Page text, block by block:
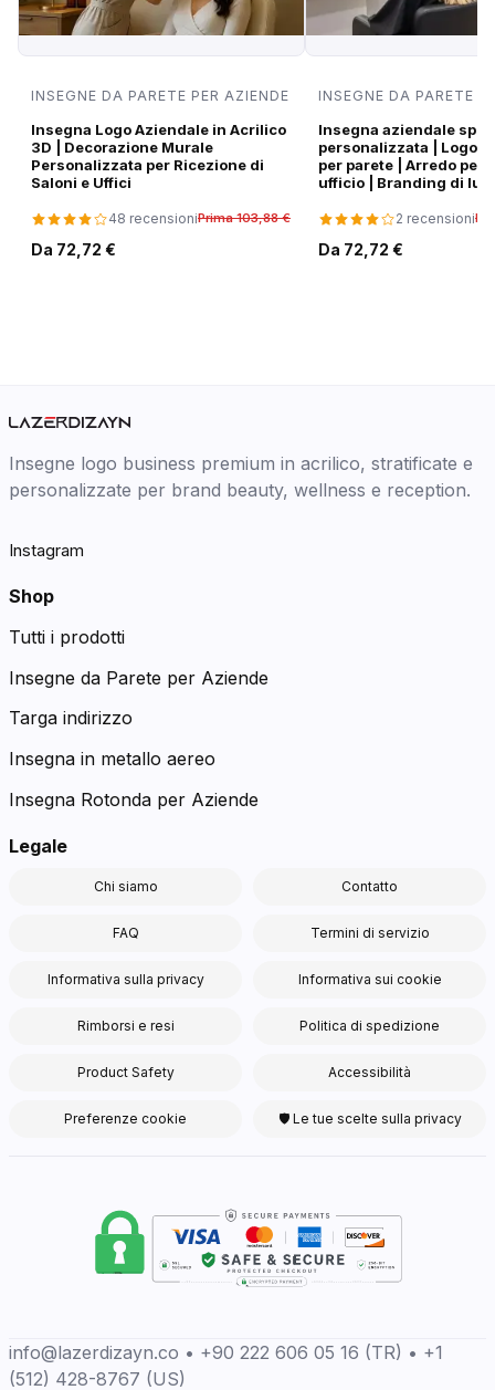
INSEGNE DA PARETE PER AZIENDE
Insegna Logo Aziendale in Acrilico
3D | Decorazione Murale
Personalizzata per Ricezione di
Saloni e Uffici
48 recensioniPrima 103,88 €
Da 72,72 €
INSEGNE DA PARETE
Insegna aziendale
personalizzata | Logo
per parete | Arredo per
ufficio | Branding di
2 recensioni
Da 72,72 €
Insegne logo business premium in acrilico, stratificate e
personalizzate per brand beauty, wellness e reception.
Instagram
Shop
Tutti i prodotti
Insegne da Parete per Aziende
Targa indirizzo
Insegna in metallo aereo
Insegna Rotonda per Aziende
Legale
Chi siamo Contatto
FAQ Termini di servizio
Informativa sulla privacy Informativa sui cookie
Rimborsi e resi Politica di spedizione
Product Safety Accessibilità
Preferenze cookie 🛡 Le tue scelte sulla privacy
info@lazerdizayn.co • +90 222 606 05 16 (TR) • +1
(512) 428-8767 (US)